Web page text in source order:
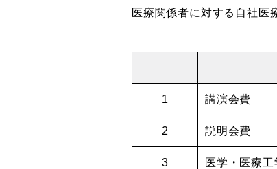
医療関係者に対する自社医
1 講演会費
2 説明会費
3 医学・医療